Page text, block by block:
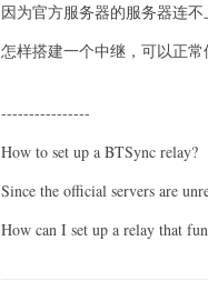
因为官方服务器的服务器连不
怎样搭建一个中继，可以正常
----------------
How to set up a BTSync relay?
Since the official servers are
How can I set up a relay that